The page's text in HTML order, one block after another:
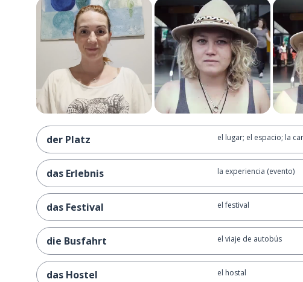
der Platz el lugar; el espacio; la
das Erlebnis la experiencia (evento)
das Festival el festival
die Busfahrt el viaje de autobús
das Hostel el hostal